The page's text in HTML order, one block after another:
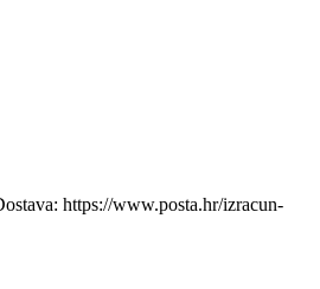
https://www.posta.hr/izracun-